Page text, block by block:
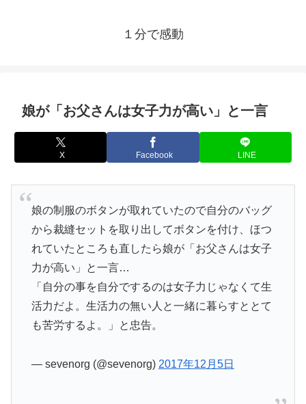
１分で感動
娘が「お父さんは女子力が高い」と一言
X Facebook LINE
娘の制服のボタンが取れていたので自分のバッグ
から裁縫セットを取り出してボタンを付け、ほつ
れていたところも直したら娘が「お父さんは女子
力が高い」と一言…
「自分の事を自分でするのは女子力じゃなくて生
活力だよ。生活力の無い人と一緒に暮らすととて
も苦労するよ。」と忠告。
— sevenorg (@sevenorg) 2017年12月5日